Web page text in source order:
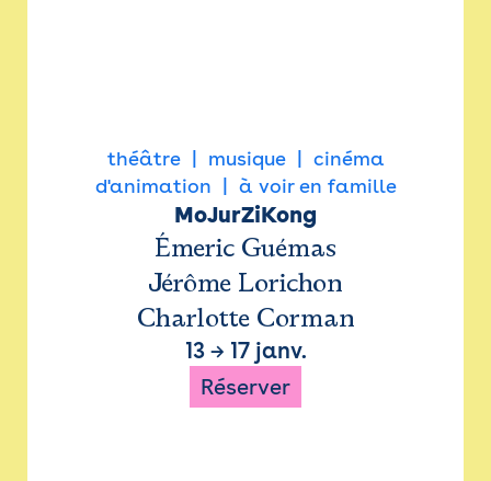
théâtre musique
cinéma
d'animation
à voir en famille
MoJurZiKong
Émeric Guémas
Jérôme Lorichon
Charlotte Corman
13→ 17 janv.
Réserver